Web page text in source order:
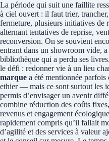
La période qui suit une faillite
à ciel ouvert : il faut trier,
fermeture, plusieurs initiatives de
alternant tentatives de reprise,
reconversion. On se souvient
entrant dans un showroom vide,
bibliothèque qui a perdu ses
le défi : redonner vie à un lieu
marque a été mentionnée
ethier — mais ce sont surtout les
permis d’envisager un avenir
combine réduction des coûts
revenus et engagement
rapidement compris qu’il fallait
d’agilité et des services à valeur